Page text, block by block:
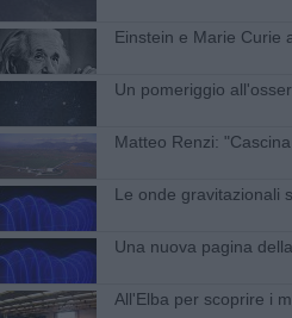
Einstein e Marie Curie
Un pomeriggio
Matteo Renzi:
Le onde gravitazionali
Una nuova pagina
All'Elba per scoprire i